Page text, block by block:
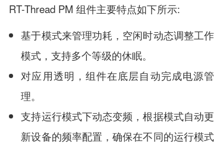
RT-Thread PM 组件主要特点如下所示:
基于模式来管理功耗，空闲时动态调整工作
模式，支持多个等级的休眠。
对应用透明，组件在底层自动完成电源管
理。
支持运行模式下动态变频，根据模式自动更
新设备的频率配置，确保在不同的运行模式